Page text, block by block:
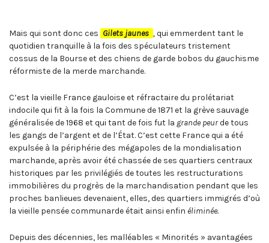
Mais qui sont donc ces Gilets jaunes ,qui emmerdent tant le
quotidien tranquille à la fois des spéculateurs tristement
cossus de la Bourse et des chiens de garde bobos du gauchisme
réformiste de la merde marchande.
C’est la vieille France gauloise et réfractaire du prolétariat
indocile qui fit à la fois la Commune de 1871 et la grève sauvage
généralisée de 1968 et qui tant de fois fut la grande peurde tous
les gangs de l’argent et de l’État. C’est cette France qui a été
expulsée à la périphérie des mégapoles de la mondialisation
marchande, après avoir été chassée de ses quartiers centraux
historiques par les privilégiés de toutes les restructurations
immobilières du progrès de la marchandisation pendant que les
proches banlieues devenaient, elles, des quartiers immigrés d’où
la vieille pensée communarde était ainsi enfin éliminée.
Depuis des décennies, les malléables « Minorités » avantagées